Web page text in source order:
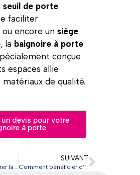
seuil de porte
faciliter
ou encore un siège
, labaignoire à porte
conçue
espaces allie
de qualité.
un devis pour votre
à porte
Comment améliorer la qualité de vie des seniors ?
SUIVANT
Comment bénéficier d’un crédit d’impôt pour des travaux d’équipement pour personne âgée ou handicapée ?